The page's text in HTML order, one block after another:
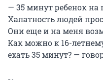
— 35 минут ребенок на
Халатность людей
Они еще и на меня
Как можно к 16-
ехать 35 минут? —